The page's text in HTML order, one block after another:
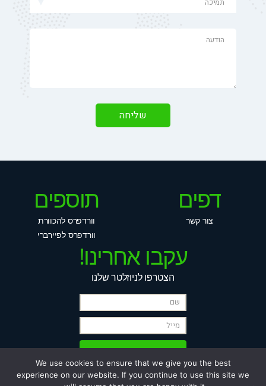
דפים
צור קשר
תוספים
וורדפרס להכוורת
וורדפרס לפיירברי
עקבו אחרינו!
הצטרפו לניוזלטר שלנו
We use cookies to ensure that we give you the best
experience on our website. If you continue to use this site we